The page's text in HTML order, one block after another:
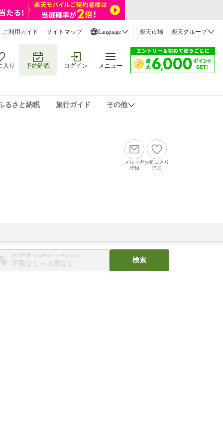
ご利用ガイド サイトマップ Language 楽天市場 楽天グループ
入り 予約確認 ログイン メニュー
るさと納税 旅行ガイド その他
メルマガ
登録
お気に入り
追加
合計料金 ※1部屋あたりの税込金額
〜
検索